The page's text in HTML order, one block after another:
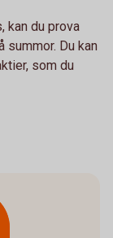
kan du prova
summor. Du kan
som du